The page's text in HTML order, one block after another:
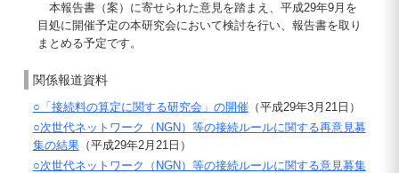
本報告書（案）に寄せられた意見を踏まえ、平成29年9月を
目処に開催予定の本研究会において検討を行い、報告書を取り
まとめる予定です。
関係報道資料
○「接続料の算定に関する研究会」の開催（平成29年3月21日）
○次世代ネットワーク（NGN）等の接続ルールに関する再意見募
集の結果（平成29年2月21日）
○次世代ネットワーク（NGN）等の接続ルールに関する意見募集